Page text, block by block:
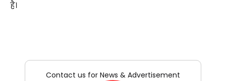
है।
Contact us for News & Advertisement